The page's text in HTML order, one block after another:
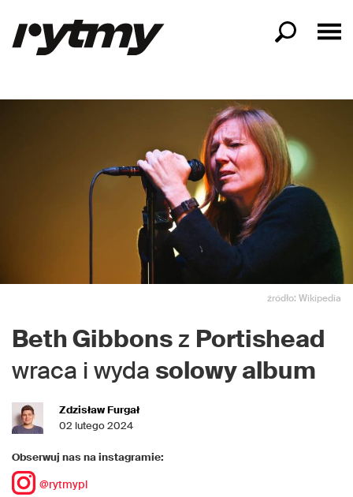
źródło: Wikipedia
Beth Gibbons z Portishead
wraca i wyda solowy album
Zdzisław Furgał
02 lutego 2024
Obserwuj nas na instagramie:
@rytmypl